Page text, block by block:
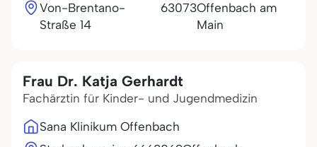
Von-Brentano-
Straße 14
63073Offenbach am
Main
Frau Dr. Katja Gerhardt
Fachärztin für Kinder- und Jugendmedizin
Sana Klinikum Offenbach